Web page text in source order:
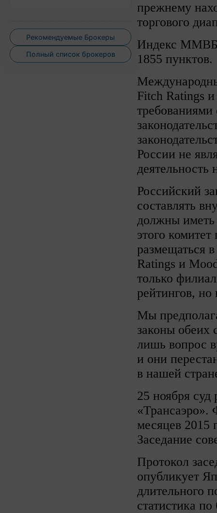
Рекомендуемые Брокеры
Полный список брокеров
прежнему
торгового
Индекс ММВБ
1855 пунктов.
Fitch Ratings и
требованиями
России не
деятельность
Российский
составлять
должны
этого
размещаться
Ratings и
только
рейтингов, но
Мы
законы обеих
лишь вопрос
и они
в нашей
25 ноября суд
месяцев 2015
Заседание
Протокол
опубликует
длительного
статистика